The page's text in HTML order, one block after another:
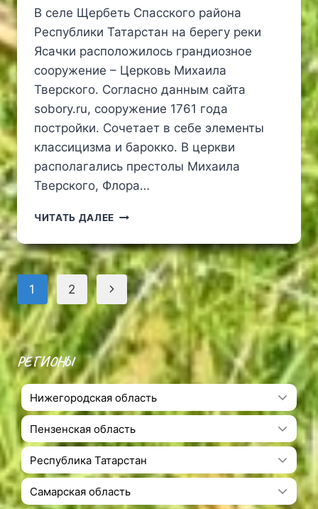
В селе Щербеть Спасского района
Республики Татарстан на берегу реки
Ясачки расположилось грандиозное
сооружение – Церковь Михаила
Тверского. Согласно данным сайта
sobory.ru, сооружение 1761 года
постройки. Сочетает в себе элементы
классицизма и барокко. В церкви
располагались престолы Михаила
Тверского, Флора…
ЧИТАТЬ ДАЛЕЕ ЦЕРКОВЬ
ТВЕРСКОГО
В
СЕЛЕ
ЩЕРБЕТЬ
Навигация
по
страницам
1 2
Следующая
страница
РЕГИОНЫ
Нижегородская область
Пензенская область
Республика Татарстан
Самарская область